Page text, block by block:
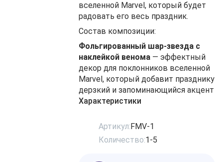
вселенной Marvel, который будет
радовать его весь праздник.
Состав композиции:
Фольгированный шар-звезда с
наклейкой венома — эффектный
декор для поклонников вселенной
Marvel, который добавит празднику
дерзкий и запоминающийся акцент
Характеристики
Артикул:FMV-1
Количество:1-5